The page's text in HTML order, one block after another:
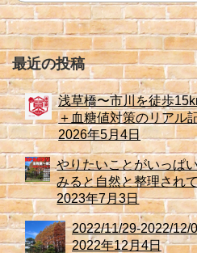
最近の投稿
浅草橋〜市川を徒歩
＋血糖値対策のリアル
2026年5月4日
やりたいことがいっぱ
みると自然と整理され
2023年7月3日
2022/11/29-2022/12/
2022年12月4日